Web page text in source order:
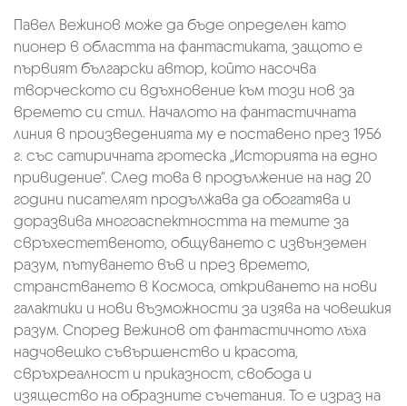
Павел Вежинов може да бъде определен като
пионер в областта на фантастиката, защото е
първият български автор, който насочва
творческото си вдъхновение към този нов за
времето си стил. Началото на фантастичната
линия в произведенията му е поставено през 1956
г. със сатиричната гротеска „Историята на едно
привидение“. След това в продължение на над 20
години писателят продължава да обогатява и
доразвива многоаспектността на темите за
свръхестетвеното, общуването с извънземен
разум, пътуването във и през времето,
странстването в Космоса, откриването на нови
галактики и нови възможности за изява на човешкия
разум. Според Вежинов от фантастичното лъха
надчовешко съвършенство и красота,
свръхреалност и приказност, свобода и
изящество на образните съчетания. То е израз на